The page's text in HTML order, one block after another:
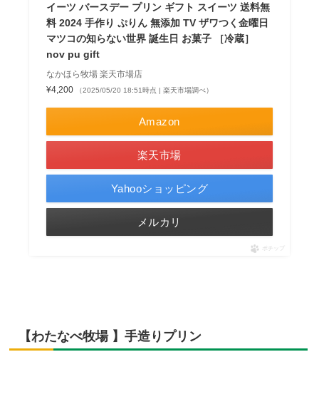
イーツ バースデー プリン ギフト スイーツ 送料無
料 2024 手作り ぷりん 無添加 TV ザワつく金曜日
マツコの知らない世界 誕生日 お菓子 ［冷蔵］
nov pu gift
なかほら牧場 楽天市場店
¥4,200
（2025/05/20 18:51時点 | 楽天市場調べ）
Amazon
楽天市場
Yahooショッピング
メルカリ
ポチップ
【わたなべ牧場 】手造りプリン